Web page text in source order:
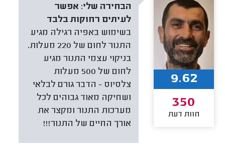
הבחירה שלי: אפשר
לעיתים רחוקות בלבד
בשימוש באפיה רגילה מגיע
התנור לחום של 220 מעלות.
בניקוי עצמי התנור מגיע
לחום של 500 מעלות
צלסיוס - הדבר גורם לבלאי
ושחיקה מאוד גבוהים לכל
מערכות התנור ומקצר את
אורך החיים של התנור!!!
9.62
350
חוות דעת